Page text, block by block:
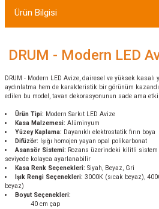
Ürün Bilgisi
DRUM - Modern LED
DRUM - Modern LED Avize, dairesel ve yüksek kasalı
aydınlatma hem de karakteristik bir görünüm
edilen bu model, tavan dekorasyonunun sade ama etkili
Ürün Tipi: Modern Sarkıt LED Avize
Kasa Malzemesi: Alüminyum
Yüzey Kaplama: Dayanıklı elektrostatik fırın boya
Difüzör:
Işığı homojen yayan opal polikarbonat
Asansör Sistemi: Rozans üzerindeki kilitli
seviyede kolayca ayarlanabilir
Kasa Renk Seçenekleri: Siyah, Beyaz, Gri
Işık Rengi Seçenekleri: 3000K (sıcak beyaz),
beyaz)
Boyut Seçenekleri:
40 cm çap